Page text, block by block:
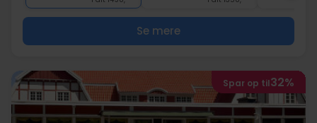
Se mere
Spar op til32%